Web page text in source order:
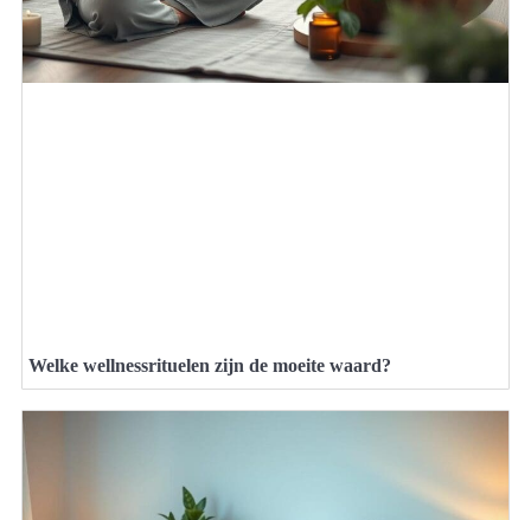
Welke wellnessrituelen zijn de moeite waard?